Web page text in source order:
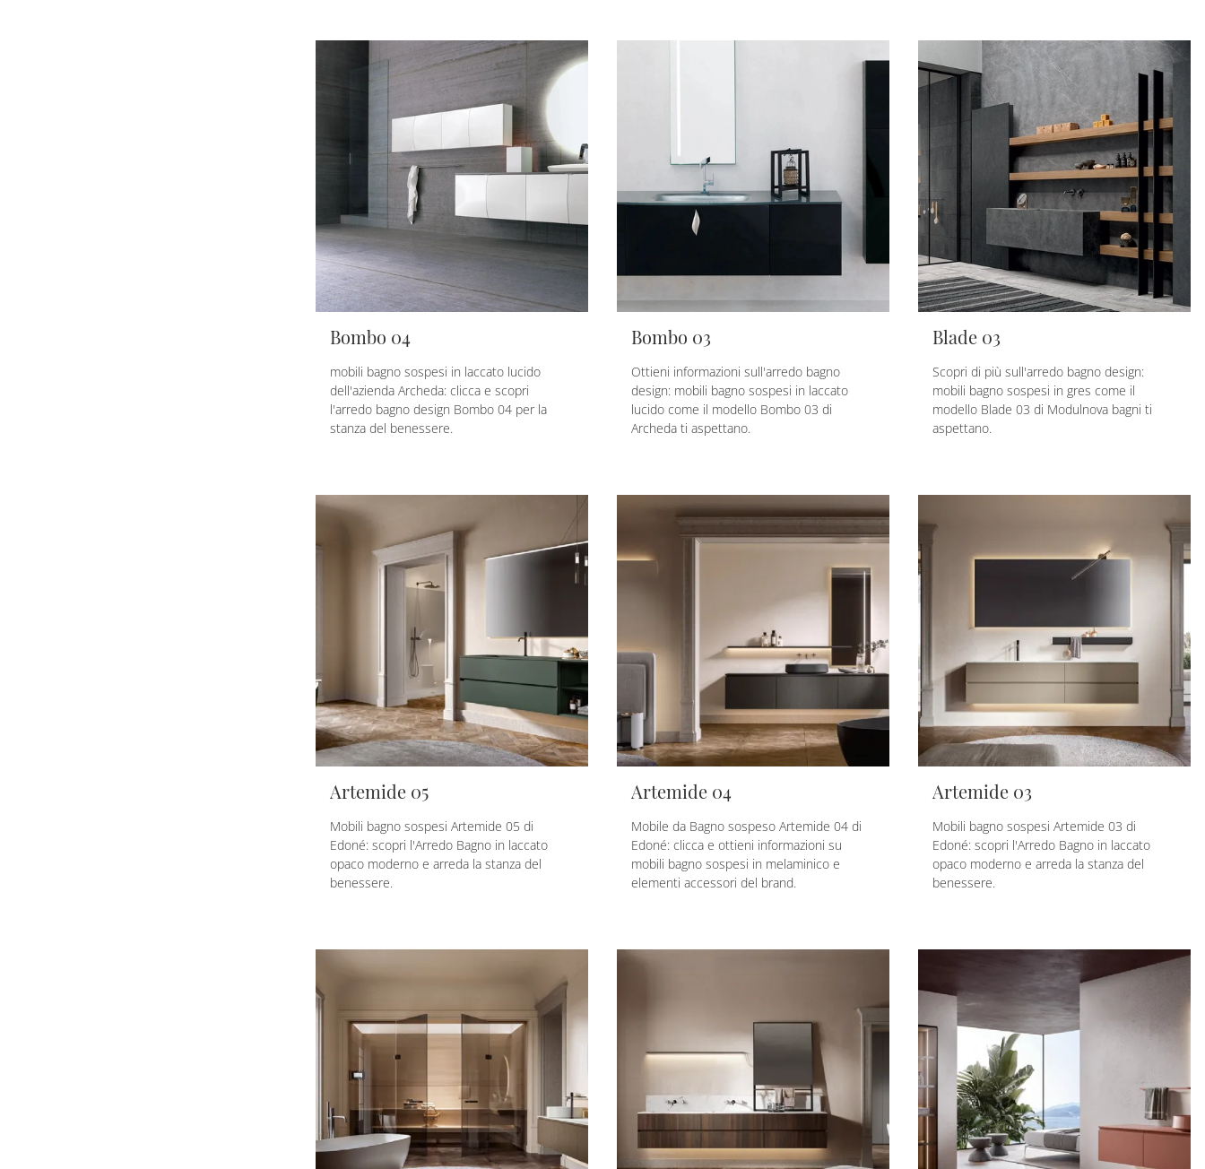
Bombo 04
mobili bagno sospesi in laccato lucido
dell'azienda Archeda: clicca e scopri
l'arredo bagno design Bombo 04 per la
stanza del benessere.
Bombo 03
Ottieni informazioni sull'arredo bagno
design: mobili bagno sospesi in laccato
lucido come il modello Bombo 03 di
Archeda ti aspettano.
Blade 03
Scopri di più sull'arredo bagno design:
mobili bagno sospesi in gres come il
modello Blade 03 di Modulnova bagni ti
aspettano.
Artemide 05
Mobili bagno sospesi Artemide 05 di
Edoné: scopri l'Arredo Bagno in laccato
opaco moderno e arreda la stanza del
benessere.
Artemide 04
Mobile da Bagno sospeso Artemide 04 di
Edoné: clicca e ottieni informazioni su
mobili bagno sospesi in melaminico e
elementi accessori del brand.
Artemide 03
Mobili bagno sospesi Artemide 03 di
Edoné: scopri l'Arredo Bagno in laccato
opaco moderno e arreda la stanza del
benessere.